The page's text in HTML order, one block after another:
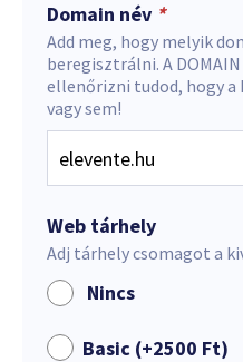
Domain név *
Add meg, hogy melyik
beregisztrálni. A
ellenőrizni tudod, hogy a
vagy sem!
Web tárhely
Adj tárhely csomagot a
Nincs
Basic (+2500 Ft)